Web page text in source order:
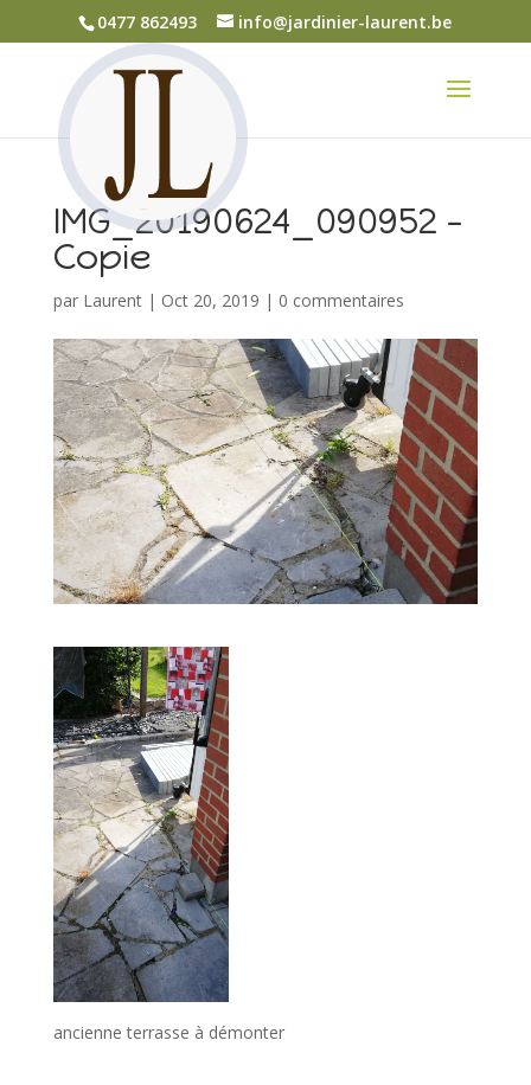
0477 862493 info@jardinier-laurent.be
IMG_20190624_090952 –
Copie
par Laurent| Oct 20, 2019 | 0 commentaires
ancienne terrasse à démonter